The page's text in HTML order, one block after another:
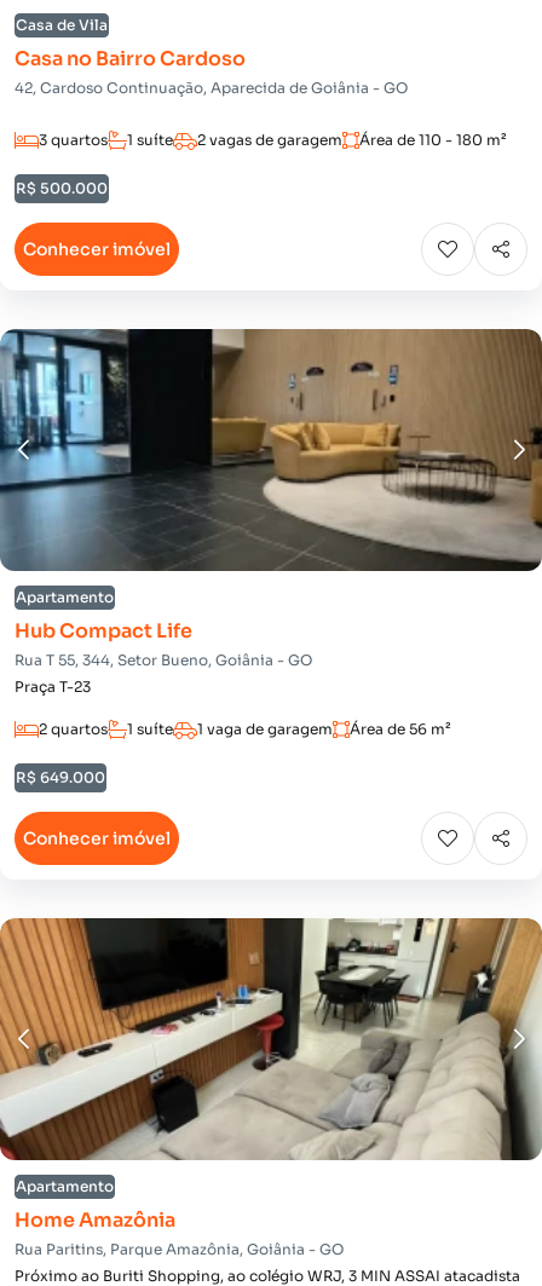
Casa de Vila
Casa no Bairro Cardoso
42, Cardoso Continuação, Aparecida de Goiânia - GO
3 quartos 1 suíte 2 vagas de garagem Área de 110 - 180 m²
R$ 500.000
Conhecer imóvel
Apartamento
Hub Compact Life
Rua T 55, 344, Setor Bueno, Goiânia - GO
Praça T-23
2 quartos 1 suíte 1 vaga de garagem Área de 56 m²
R$ 649.000
Conhecer imóvel
Apartamento
Home Amazônia
Rua Paritins, Parque Amazônia, Goiânia - GO
Próximo ao Buriti Shopping, ao colégio WRJ, 3 MIN ASSAI atacadista